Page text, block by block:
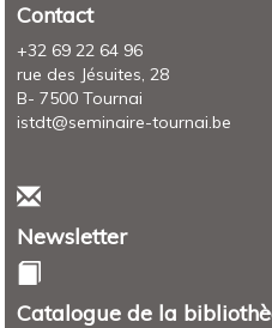
Contact
+32 69 22 64 96
rue des Jésuites, 28
B- 7500 Tournai
istdt@seminaire-tournai.be
Newsletter
Catalogue de la